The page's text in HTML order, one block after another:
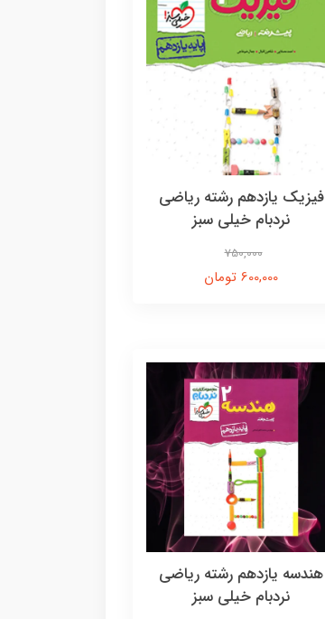
فیزیک یازدهم رشته ریاضی
نردبام خیلی سبز
750,000
600,000 تومان
هندسه یازدهم رشته ریاضی
نردبام خیلی سبز